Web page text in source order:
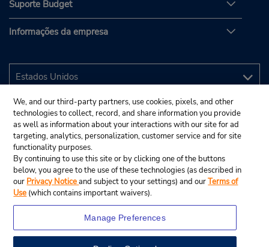
Suporte Budget
Informações da empresa
We, and our third-party partners, use cookies, pixels, and other
technologies to collect, record, and share information you provide
as well as information about your interactions with our site for ad
targeting, analytics, personalization, customer service and for site
functionality purposes.
By continuing to use this site or by clicking one of the buttons
below, you agree to the use of these technologies (as described in
our Privacy Noticeand subject to your settings) and ourTerms of
Use (which contains important waivers).
Manage Preferences